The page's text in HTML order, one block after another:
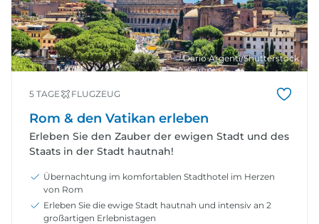
© Dario Argenti/Shutterstock
5 TAGE FLUGZEUG
Rom & den Vatikan erleben
Erleben Sie den Zauber der ewigen Stadt und des
Staats in der Stadt hautnah!
Übernachtung im komfortablen Stadthotel im Herzen
von Rom
Erleben Sie die ewige Stadt hautnah und intensiv an 2
großartigen Erlebnistagen